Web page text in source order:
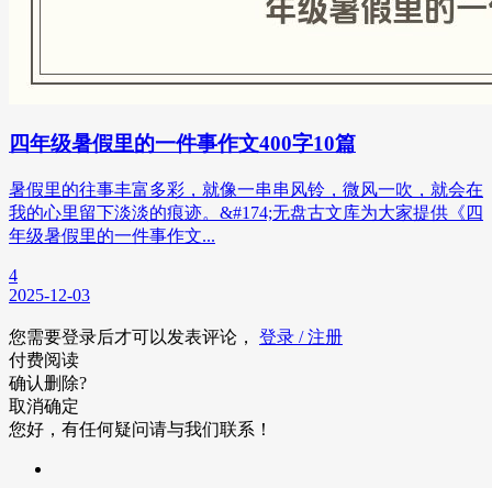
四年级暑假里的一件事作文400字10篇
暑假里的往事丰富多彩，就像一串串风铃，微风一吹，就会在
我的心里留下淡淡的痕迹。&#174;无盘古文库为大家提供《四
年级暑假里的一件事作文...
4
2025-12-03
您需要登录后才可以发表评论， 登录 / 注册
付费阅读
确认删除?
取消确定
您好，有任何疑问请与我们联系！